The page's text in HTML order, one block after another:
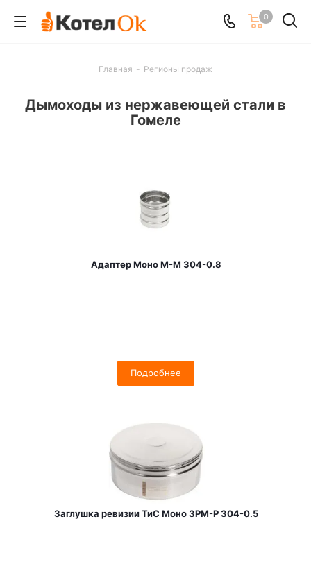
0
Главная - Регионы продаж
Дымоходы из нержавеющей стали в
Гомеле
Адаптер Моно М-М 304-0.8
Подробнее
Заглушка ревизии ТиС Моно ЗРМ-Р 304-0.5